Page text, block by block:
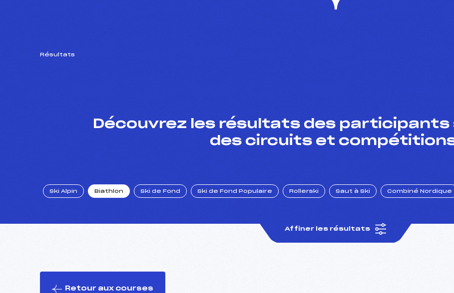
Résultats
Découvrez les résultats des participants
des circuits et
Ski Alpin Biathlon Ski de Fond Ski de Fond Populaire Rollerski Saut à Ski Combiné Nordique
Affiner les résultats
Retour aux courses